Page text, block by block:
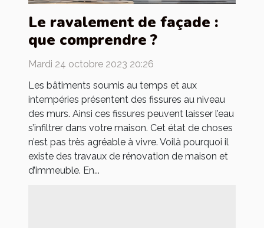
Le ravalement de façade :
que comprendre ?
Mardi 24 octobre 2023 20:26
Les bâtiments soumis au temps et aux
intempéries présentent des fissures au niveau
des murs. Ainsi ces fissures peuvent laisser l’eau
s’infiltrer dans votre maison. Cet état de choses
n’est pas très agréable à vivre. Voilà pourquoi il
existe des travaux de rénovation de maison et
d’immeuble. En...